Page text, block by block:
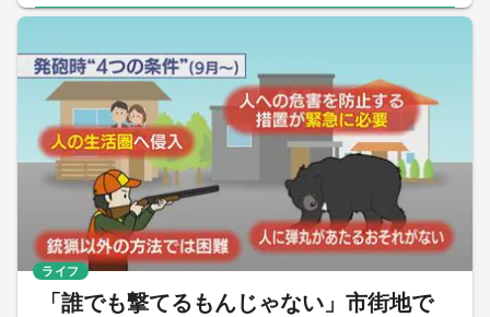
「誰でも撃てるもんじゃない」市街地で
ライフ